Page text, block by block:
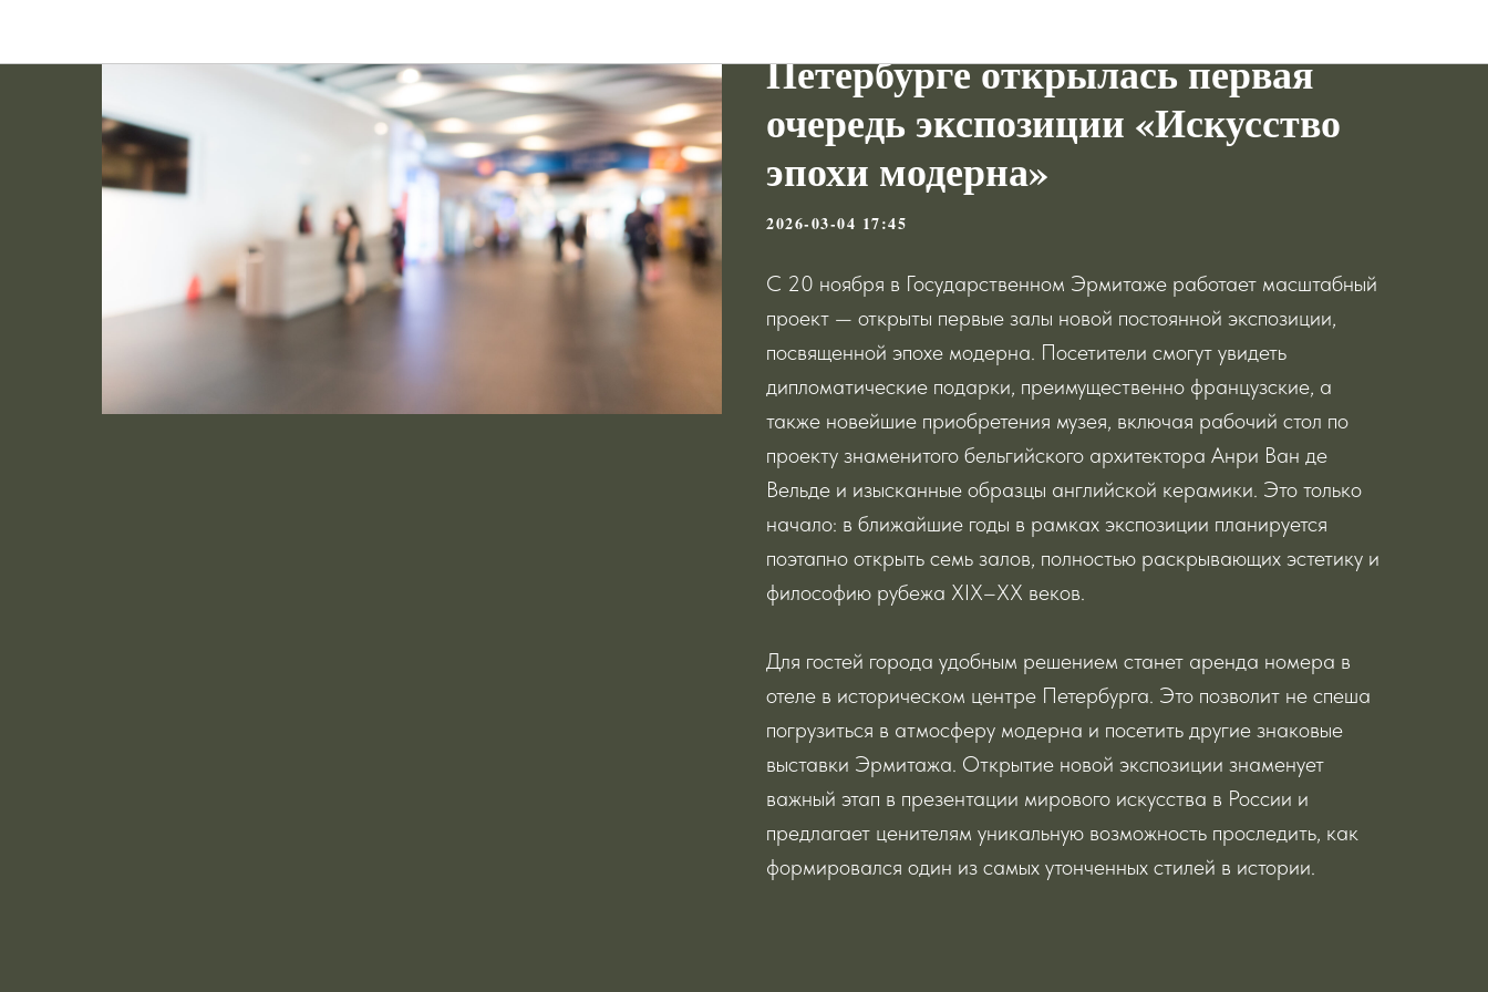
Петербурге открылась первая
очередь экспозиции «Искусство
эпохи модерна»
2026-03-04 17:45
С 20 ноября в Государственном Эрмитаже работает масштабный
проект — открыты первые залы новой постоянной экспозиции,
посвященной эпохе модерна. Посетители смогут увидеть
дипломатические подарки, преимущественно французские, а
также новейшие приобретения музея, включая рабочий стол по
проекту знаменитого бельгийского архитектора Анри Ван де
Вельде и изысканные образцы английской керамики. Это только
начало: в ближайшие годы в рамках экспозиции планируется
поэтапно открыть семь залов, полностью раскрывающих эстетику и
философию рубежа XIX–XX веков.
Для гостей города удобным решением станет аренда номера в
отеле в историческом центре Петербурга. Это позволит не спеша
погрузиться в атмосферу модерна и посетить другие знаковые
выставки Эрмитажа. Открытие новой экспозиции знаменует
важный этап в презентации мирового искусства в России и
предлагает ценителям уникальную возможность проследить, как
формировался один из самых утонченных стилей в истории.